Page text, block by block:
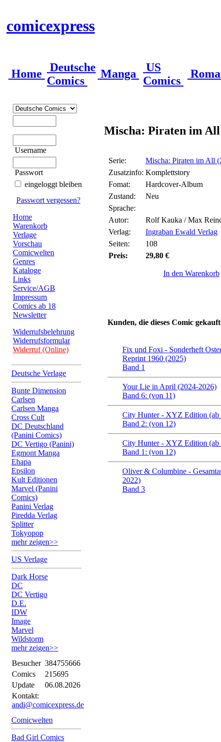
comicexpress
Home
Deutsche
Comics
Manga
US
Comics
Username
Passwort
eingeloggt bleiben
Passwort vergessen?
Home
Warenkorb
Verlage
Vorschau
Comicwelten
Genres
Kataloge
Links
Service/AGB
Impressum
Comics ab 18
Newsletter
Widerrufsbelehrung
Widerrufsformular
Widerruf (Online)
Deutsche Verlage
Bunte Dimension
Carlsen
Carlsen Manga
Cross Cult
DC Deutschland
(Panini Comics)
DC Vertigo (Panini)
Egmont Manga
Ehapa
Epsilon
Kult Editionen
Marvel (Panini
Comics)
Panini Verlag
Piredda Verlag
Splitter
Tokyopop
mehr zeigen>>
US Verlage
Dark Horse
DC
DC Vertigo
D.E.
IDW
Image
Marvel
Wildstorm
mehr zeigen>>
Besucher 384755666
Comics
215695
Update
06.08.2026
Kontakt:
andi@comicexpress.de
Comicwelten
Bad Girl Comics
Mischa: Piraten im All
Serie:
Mischa: Piraten im All
Zusatzinfo: Komplettstory
Fomat:
Hardcover-Album
Zustand:
Neu
Sprache:
Autor:
Rolf Kauka / Max
Verlag:
Ingraban Ewald Verlag
Seiten:
108
Preis:
29,80 €
In den Warenkorb
Kunden, die dieses Comic
Fix und Foxi - Sonderheft
Reprint 1960 (2025)
Band 1
Your Lie in April (2024-2026)
Band 6: (von 11)
City Hunter - XYZ Edition (ab
Band 2: (von 12)
City Hunter - XYZ Edition (ab
Band 1: (von 12)
Oliver & Columbine -
2022)
Band 3